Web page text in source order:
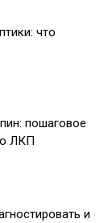
что
пошаговое
ЛКП
и